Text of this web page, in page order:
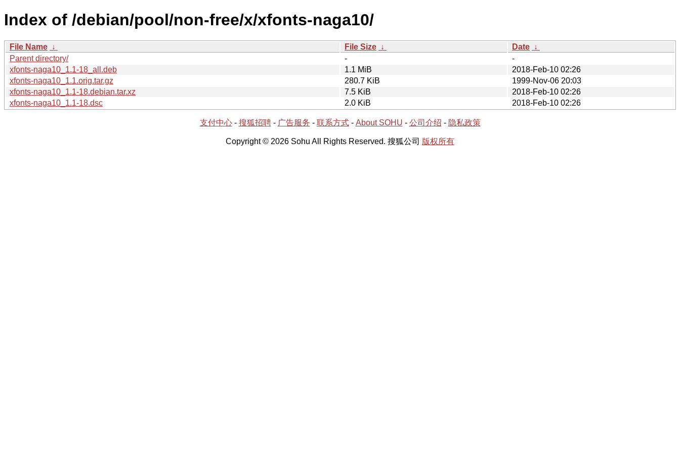
Index of /debian/pool/non-free/x/xfonts-naga10/
File Name ↓ File Size ↓ Date ↓
Parent directory/
-
-
xfonts-naga10_1.1-18_all.deb
1.1 MiB
2018-Feb-10 02:26
xfonts-naga10_1.1.orig.tar.gz
280.7 KiB
1999-Nov-06 20:03
xfonts-naga10_1.1-18.debian.tar.xz
7.5 KiB
2018-Feb-10 02:26
xfonts-naga10_1.1-18.dsc
2.0 KiB 2018-Feb-10 02:26
支付中心- 搜狐招聘- 广告服务 - 联系方式- About SOHU - 公司介绍 - 隐私政策
Copyright © 2026 Sohu All Rights Reserved. 搜狐公司 版权所有